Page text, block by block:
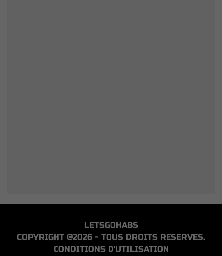
LETSGOHABS
COPYRIGHT @2026 - TOUS DROITS RESERVES.
CONDITIONS D'UTILISATION